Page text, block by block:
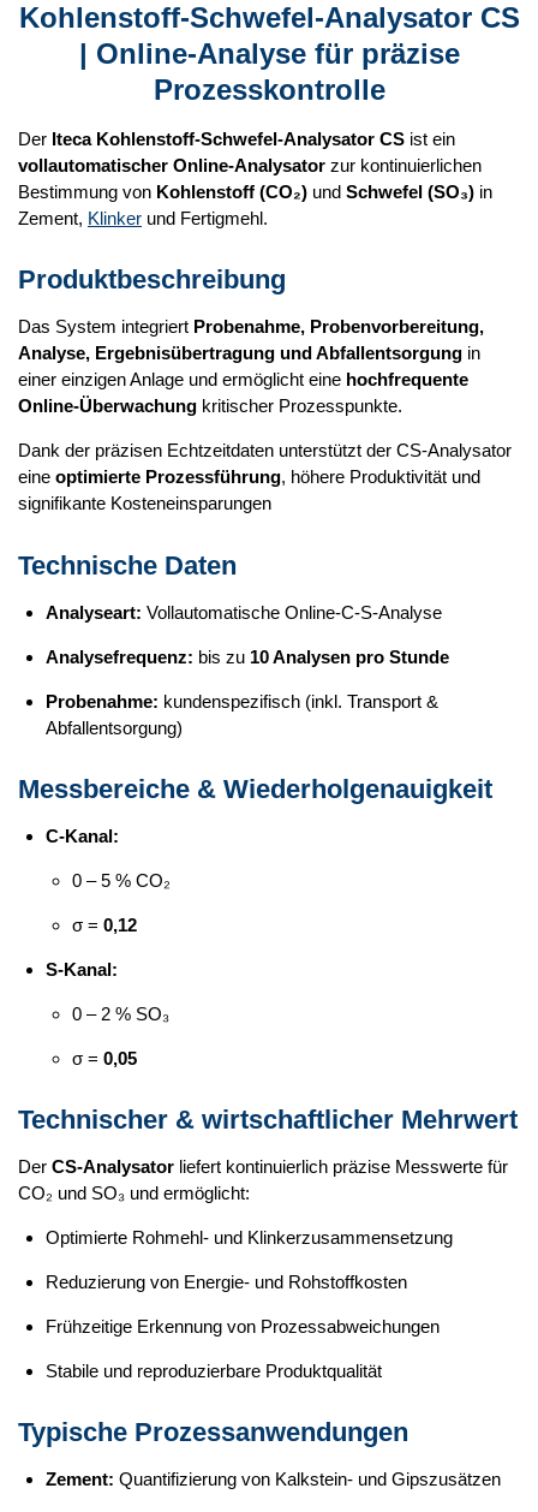
Kohlenstoff-Schwefel-Analysator CS
| Online-Analyse für präzise
Prozesskontrolle
Der Iteca Kohlenstoff-Schwefel-Analysator CS ist ein
vollautomatischer Online-Analysator zur kontinuierlichen
Bestimmung von Kohlenstoff (CO₂) und Schwefel (SO₃) in
Zement, Klinker und Fertigmehl.
Produktbeschreibung
Das System integriert Probenahme, Probenvorbereitung,
Analyse, Ergebnisübertragung und Abfallentsorgung in
einer einzigen Anlage und ermöglicht eine hochfrequente
Online-Überwachung kritischer Prozesspunkte.
Dank der präzisen Echtzeitdaten unterstützt der CS-Analysator
eine optimierte Prozessführung, höhere Produktivität und
signifikante Kosteneinsparungen
Technische Daten
Analyseart: Vollautomatische Online-C-S-Analyse
Analysefrequenz: bis zu 10 Analysen pro Stunde
Probenahme: kundenspezifisch (inkl. Transport &
Abfallentsorgung)
Messbereiche & Wiederholgenauigkeit
C-Kanal:
0 – 5 % CO₂
σ = 0,12
S-Kanal:
0 – 2 % SO₃
σ = 0,05
Technischer & wirtschaftlicher Mehrwert
Der CS-Analysator liefert kontinuierlich präzise Messwerte für
CO₂ und SO₃ und ermöglicht:
Optimierte Rohmehl- und Klinkerzusammensetzung
Reduzierung von Energie- und Rohstoffkosten
Frühzeitige Erkennung von Prozessabweichungen
Stabile und reproduzierbare Produktqualität
Typische Prozessanwendungen
Zement: Quantifizierung von Kalkstein- und Gipszusätzen